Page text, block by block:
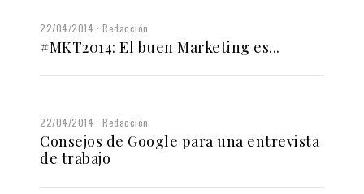
22/04/2014 Redacción
#MKT2014: El buen Marketing es...
22/04/2014 Redacción
Consejos de Google para una entrevista
de trabajo